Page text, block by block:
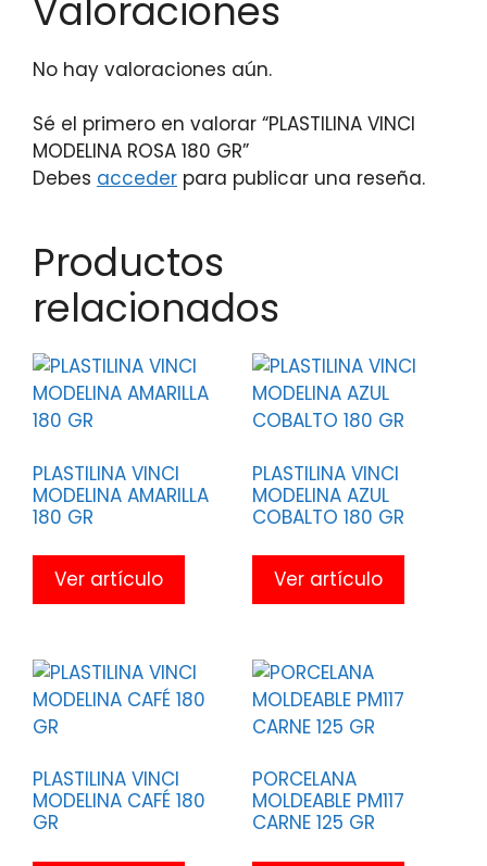
Valoraciones
No hay valoraciones aún.
Sé el primero en valorar “PLASTILINA VINCI
MODELINA ROSA 180 GR”
Debes acceder para publicar una reseña.
Productos
relacionados
PLASTILINA VINCI
MODELINA AMARILLA
180 GR
Ver artículo
PLASTILINA VINCI
MODELINA AZUL
COBALTO 180 GR
Ver artículo
PLASTILINA VINCI
MODELINA CAFÉ 180
GR
PORCELANA
MOLDEABLE PM117
CARNE 125 GR